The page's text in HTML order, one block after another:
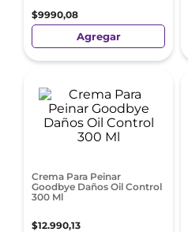
$9990,08
Agregar
Crema Para Peinar
Goodbye Daños Oil Control
300 Ml
$12.990,13